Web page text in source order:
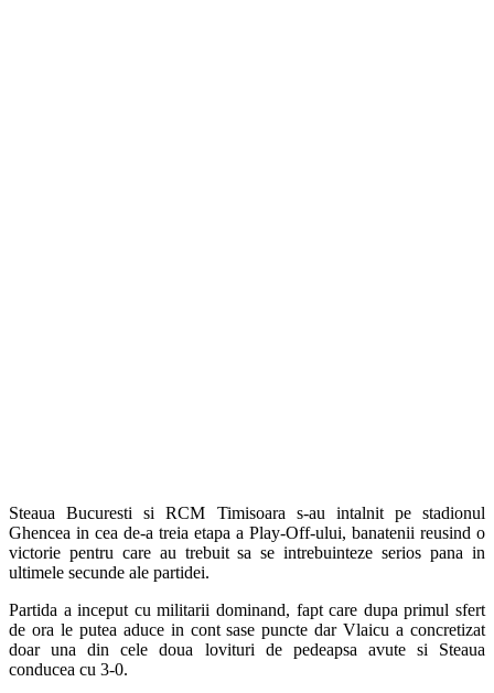
Steaua Bucuresti si RCM Timisoara s-au intalnit pe stadionul
Ghencea in cea de-a treia etapa a Play-Off-ului, banatenii reusind o
victorie pentru care au trebuit sa se intrebuinteze serios pana in
ultimele secunde ale partidei.
Partida a inceput cu militarii dominand, fapt care dupa primul sfert
de ora le putea aduce in cont sase puncte dar Vlaicu a concretizat
doar una din cele doua lovituri de pedeapsa avute si Steaua
conducea cu 3-0.